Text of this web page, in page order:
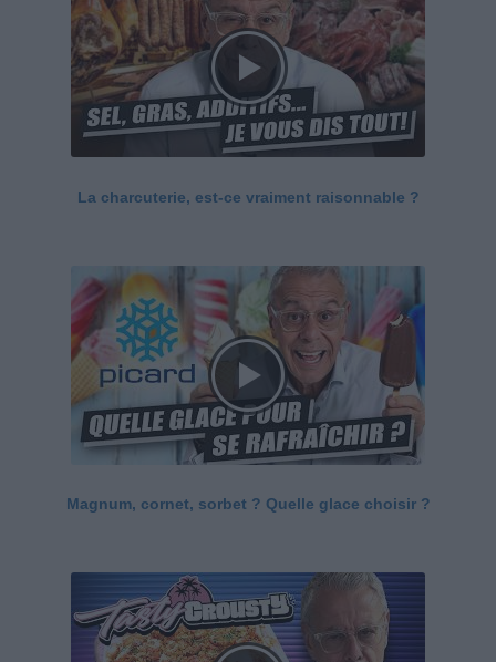
La charcuterie, est-ce vraiment raisonnable ?
Magnum, cornet, sorbet ? Quelle glace choisir ?